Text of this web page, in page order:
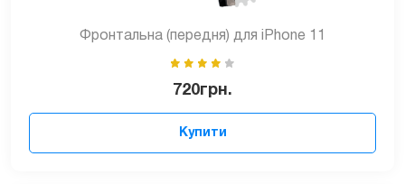
Фронтальна (передня) для iPhone 11
720грн.
Купити